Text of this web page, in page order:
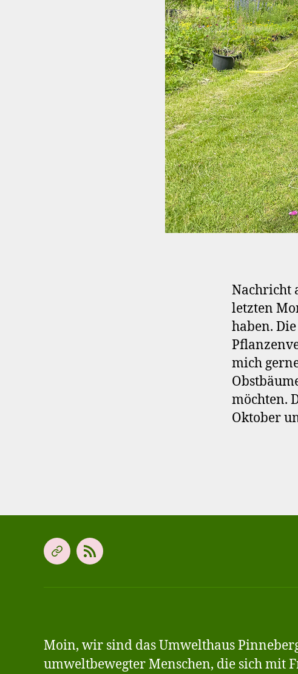
Nachricht
letzten
haben.
mich
möchten.
Oktober
Offene
für
Jugendliche
Neue
abonnieren
Moin, wir sind das Umwelthaus
umweltbewegter Menschen, die sich mit